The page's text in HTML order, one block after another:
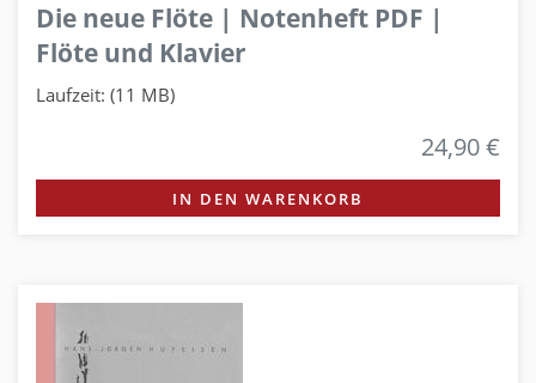
Die neue Flöte | Notenheft PDF |
Flöte und Klavier
Laufzeit: (11 MB)
24,90 €
IN DEN WARENKORB